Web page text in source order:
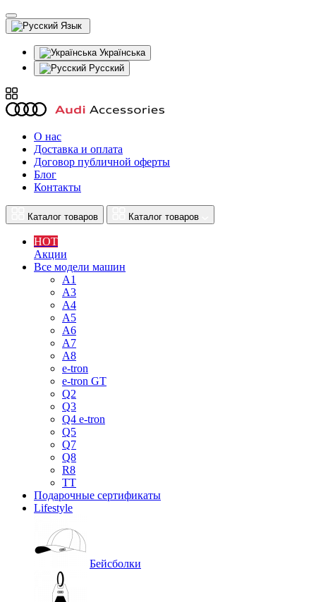
Язык
Українська
Русский
О нас
Доставка и оплата
Договор публичной оферты
Блог
Контакты
Каталог товаров Каталог товаров
HOT
Акции
Все модели машин
A1
A3
A4
A5
A6
A7
A8
e-tron
e-tron GT
Q2
Q3
Q4 e-tron
Q5
Q7
Q8
R8
TT
Подарочные сертификаты
Lifestyle
Бейсболки